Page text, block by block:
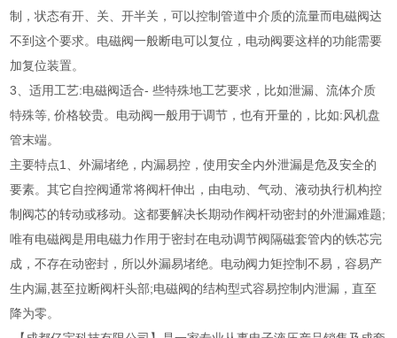
制，状态有开、关、开半关，可以控制管道中介质的流量而电磁阀达
不到这个要求。电磁阀一般断电可以复位，电动阀要这样的功能需要
加复位装置。
3、适用工艺:电磁阀适合- 些特殊地工艺要求，比如泄漏、流体介质
特殊等, 价格较贵。电动阀一般用于调节，也有开量的，比如:风机盘
管末端。
主要特点1、外漏堵绝，内漏易控，使用安全内外泄漏是危及安全的
要素。其它自控阀通常将阀杆伸出，由电动、气动、液动执行机构控
制阀芯的转动或移动。这都要解决长期动作阀杆动密封的外泄漏难题;
唯有电磁阀是用电磁力作用于密封在电动调节阀隔磁套管内的铁芯完
成，不存在动密封，所以外漏易堵绝。电动阀力矩控制不易，容易产
生内漏,甚至拉断阀杆头部;电磁阀的结构型式容易控制内泄漏，直至
降为零。